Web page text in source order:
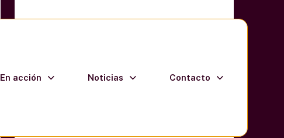
En acción Noticias Contacto